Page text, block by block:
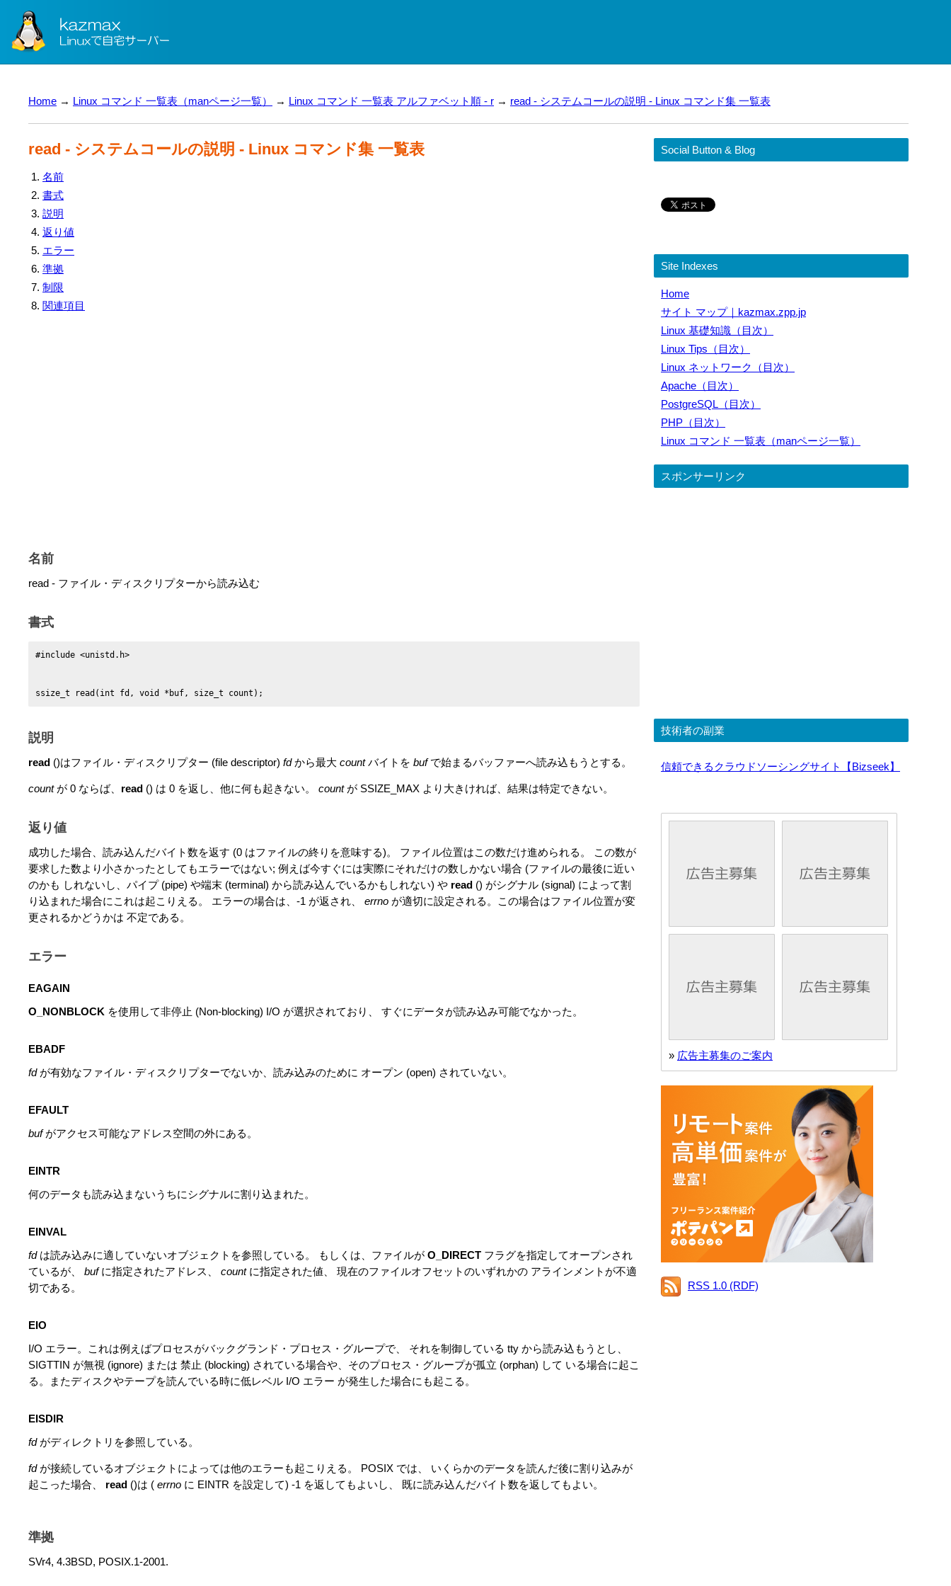
Home → Linux コマンド 一覧表（manページ一覧） → Linux コマンド 一覧表 アルファベット順 - r → read - システムコールの説明 - Linux コマンド集 一覧表
read - システムコールの説明 - Linux コマンド集 一覧表
名前
書式
説明
返り値
エラー
準拠
制限
関連項目
名前
read - ファイル・ディスクリプターから読み込む
書式
ssize_t read(int fd, void *buf, size_t count);
説明
read ()はファイル・ディスクリプター (file descriptor) fdから最大 countバイトを bufで始まるバッファーへ読み込もうとする。
countが 0 ならば、 read () は 0 を返し、他に何も起きない。 countが SSIZE_MAX より大きければ、結果は特定できない。
返り値
成功した場合、読み込んだバイト数を返す (0 はファイルの終りを意味する)。 ファイル位置はこの数だけ進められる。 この数が
要求した数より小さかったとしてもエラーではない; 例えば今すぐには実際にそれだけの数しかない場合 (ファイルの最後に近い
のかも しれないし、パイプ (pipe) や端末 (terminal) から読み込んでいるかもしれない) や read () がシグナル (signal) によって割
り込まれた場合にこれは起こりえる。 エラーの場合は、-1 が返され、 errno が適切に設定される。この場合はファイル位置が変
更されるかどうかは 不定である。
エラー
EAGAIN
O_NONBLOCK を使用して非停止 (Non-blocking) I/O が選択されており、 すぐにデータが読み込み可能でなかった。
EBADF
fdが有効なファイル・ディスクリプターでないか、読み込みのために オープン (open) されていない。
EFAULT
bufがアクセス可能なアドレス空間の外にある。
EINTR
何のデータも読み込まないうちにシグナルに割り込まれた。
EINVAL
fdは読み込みに適していないオブジェクトを参照している。 もしくは、ファイルが O_DIRECT フラグを指定してオープンされ
ているが、 bufに指定されたアドレス、 countに指定された値、 現在のファイルオフセットのいずれかの アラインメントが不適
切である。
EIO
I/O エラー。これは例えばプロセスがバックグランド・プロセス・グループで、 それを制御している tty から読み込もうとし、
SIGTTIN が無視 (ignore) または 禁止 (blocking) されている場合や、そのプロセス・グループが孤立 (orphan) して いる場合に起こ
る。またディスクやテープを読んでいる時に低レベル I/O エラー が発生した場合にも起こる。
EISDIR
fdがディレクトリを参照している。
fdが接続しているオブジェクトによっては他のエラーも起こりえる。 POSIX では、 いくらかのデータを読んだ後に割り込みが
起こった場合、 read ()は ( errno に EINTR を設定して) -1 を返してもよいし、 既に読み込んだバイト数を返してもよい。
準拠
SVr4, 4.3BSD, POSIX.1-2001.
Social Button & Blog
Site Indexes
Home
サイト マップ｜kazmax.zpp.jp
Linux 基礎知識（目次）
Linux Tips（目次）
Linux ネットワーク（目次）
Apache（目次）
PostgreSQL（目次）
PHP（目次）
Linux コマンド 一覧表（manページ一覧）
スポンサーリンク
技術者の副業
信頼できるクラウドソーシングサイト【Bizseek】
» 広告主募集のご案内
RSS 1.0 (RDF)